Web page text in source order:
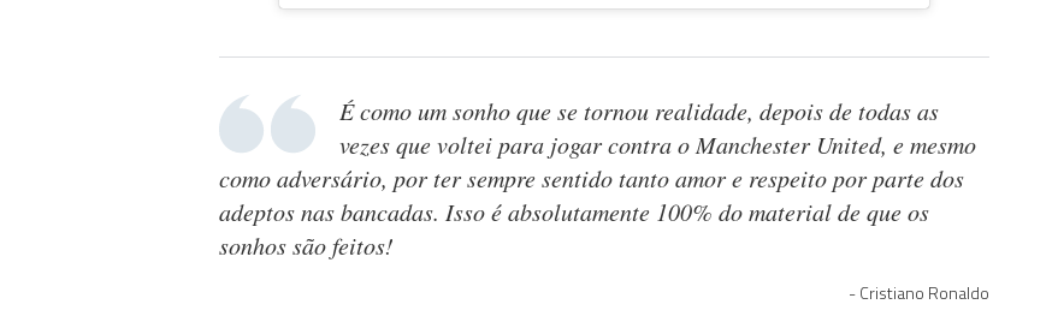
É como um sonho que se tornou realidade, depois de todas as
vezes que voltei para jogar contra o Manchester United, e mesmo
como adversário, por ter sempre sentido tanto amor e respeito por parte dos
adeptos nas bancadas. Isso é absolutamente 100% do material de que os
sonhos são feitos!
Cristiano Ronaldo